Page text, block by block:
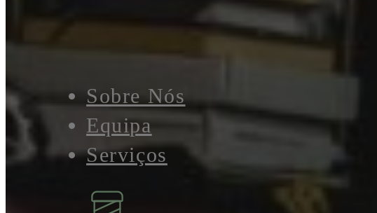
Sobre Nós
Equipa
Serviços